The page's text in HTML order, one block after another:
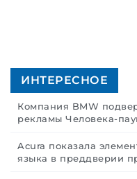
ИНТЕРЕСНОЕ
Компания BMW
рекламы Человека-
Acura показала
языка в преддверии